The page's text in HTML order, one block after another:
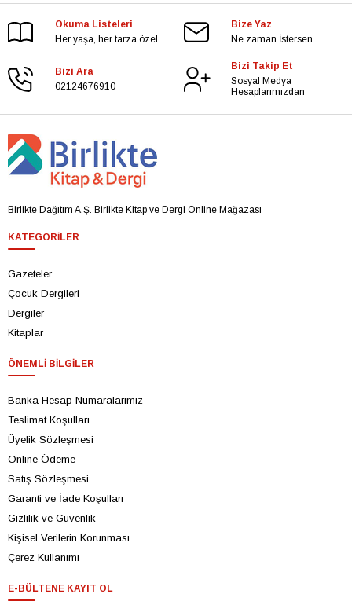
Okuma Listeleri
Her yaşa, her tarza özel
Bize Yaz
Ne zaman İstersen
Bizi Ara
02124676910
Bizi Takip Et
Sosyal Medya
Hesaplarımızdan
Birlikte Dağıtım A.Ş. Birlikte Kitap ve Dergi Online Mağazası
KATEGORILER
Gazeteler
Çocuk Dergileri
Dergiler
Kitaplar
ÖNEMLI BILGILER
Banka Hesap Numaralarımız
Teslimat Koşulları
Üyelik Sözleşmesi
Online Ödeme
Satış Sözleşmesi
Garanti ve İade Koşulları
Gizlilik ve Güvenlik
Kişisel Verilerin Korunması
Çerez Kullanımı
E-BÜLTENE KAYIT OL